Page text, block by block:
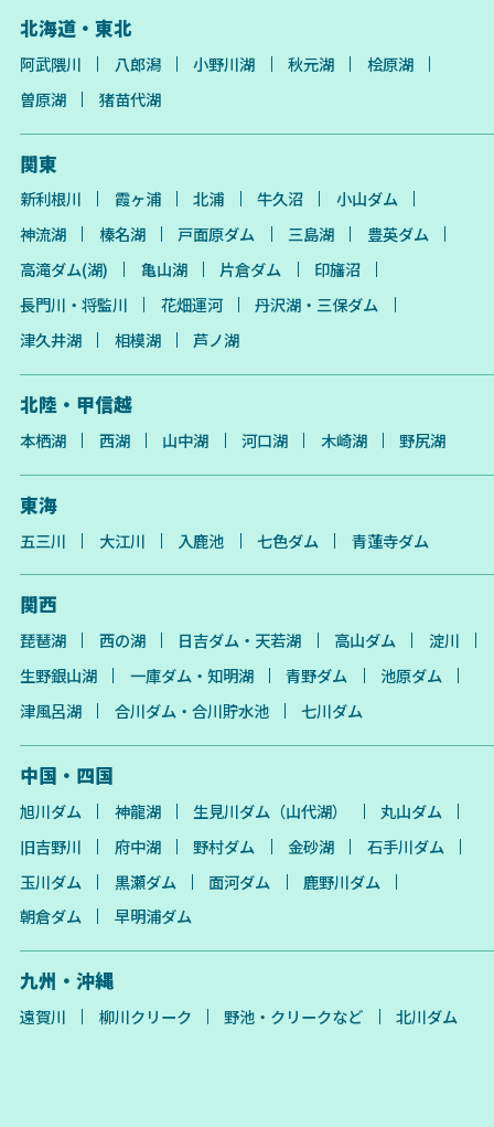
北海道・東北
阿武隈川 八郎潟 小野川湖 秋元湖
桧原湖
曽原湖
猪苗代湖
関東
新利根川 霞ヶ浦 北浦 牛久沼
小山ダム
神流湖
榛名湖 戸面原ダム 三島湖
豊英ダム
高滝ダム(湖)
亀山湖 片倉ダム
印旛沼
長門川・将監川
花畑運河
丹沢湖・三保ダム
津久井湖
相模湖 芦ノ湖
北陸・甲信越
本栖湖 西湖 山中湖 河口湖 木崎湖 野尻湖
東海
五三川 大江川 入鹿池 七色ダム 青蓮寺ダム
関西
琵琶湖 西の湖 日吉ダム・天若湖 高山ダム
淀川
生野銀山湖
一庫ダム・知明湖 青野ダム
池原ダム
津風呂湖
合川ダム・合川貯水池 七川ダム
中国・四国
旭川ダム 神龍湖 生見川ダム（山代湖）
丸山ダム
旧吉野川
府中湖 野村ダム 金砂湖
石手川ダム
玉川ダム
黒瀬ダム 面河ダム
鹿野川ダム
朝倉ダム
早明浦ダム
九州・沖縄
遠賀川 柳川クリーク 野池・クリークなど 北川ダム